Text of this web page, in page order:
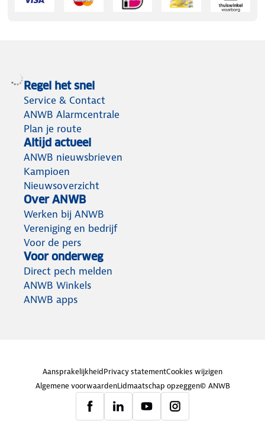
Regel het snel
Service & Contact
ANWB Alarmcentrale
Plan je route
Altijd actueel
ANWB nieuwsbrieven
Kampioen
Nieuwsoverzicht
Over ANWB
Werken bij ANWB
Vereniging en bedrijf
Voor de pers
Voor onderweg
Direct pech melden
ANWB Winkels
ANWB apps
AansprakelijkheidPrivacy statementCookies wijzigen
Algemene voorwaardenLidmaatschap opzeggen© ANWB